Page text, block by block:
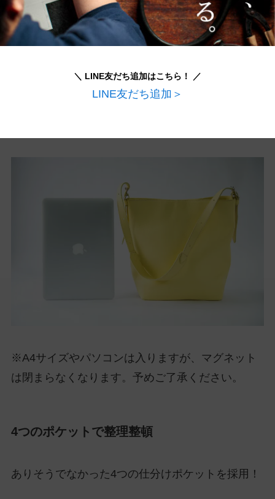
※A4サイズやパソコンは入りますが、マグネット
は閉まらなくなります。予めご了承ください。
4つのポケットで整理整頓
ありそうでなかった4つの仕分けポケットを採用！
＼ LINE友だち追加はこちら！ ／
LINE友だち追加＞